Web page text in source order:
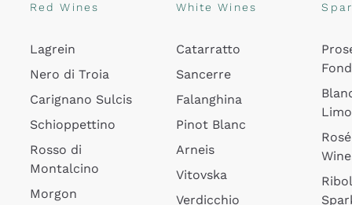
Red Wines
Lagrein
Nero di Troia
Carignano Sulcis
Schioppettino
Rosso di
Montalcino
Morgon
White Wines
Catarratto
Sancerre
Falanghina
Pinot Blanc
Arneis
Vitovska
Verdicchio